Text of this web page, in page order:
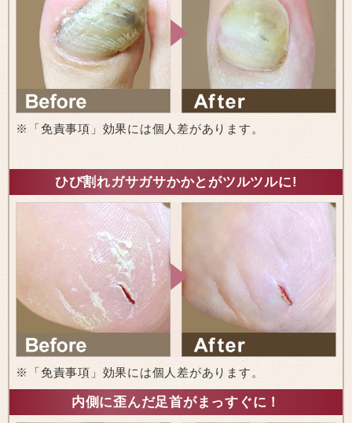
※「免責事項」効果には個人差があります。
ひび割れガサガサかかとがツルツルに!
※「免責事項」効果には個人差があります。
内側に歪んだ足首がまっすぐに！